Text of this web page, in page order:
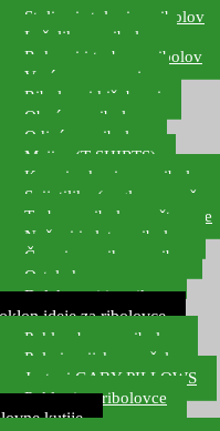
Stolice i stolovi za ribolov
Ležaljke za ribolov
Ruksaci i torbe za ribolov
Vreće za spavanje
Ribolovni kišobrani
Obuća za ribolov
Odjeća za ribolov
Majice (T-SHIRTS)
Kape i rukavice za ribolov
Svijetiljke (naglavne, ručne,
Torbe za ribolovne štapove
Noževi i alat za ribolov
Čamci za prihranu ribe
Ostala kamp oprema
Dalekozori i optika
ideje za ribolovce
Poklon bon za ribolov
Polarizacijske naočale
Jastuci GABY PILLOWS
Pokloni za ribolovce
kutije